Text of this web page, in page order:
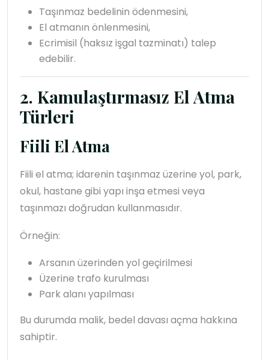
Taşınmaz bedelinin ödenmesini,
El atmanın önlenmesini,
Ecrimisil (haksız işgal tazminatı) talep
edebilir.
2. Kamulaştırmasız El Atma
Türleri
Fiili El Atma
Fiili el atma; idarenin taşınmaz üzerine yol, park,
okul, hastane gibi yapı inşa etmesi veya
taşınmazı doğrudan kullanmasıdır.
Örneğin:
Arsanın üzerinden yol geçirilmesi
Üzerine trafo kurulması
Park alanı yapılması
Bu durumda malik, bedel davası açma hakkına
sahiptir.